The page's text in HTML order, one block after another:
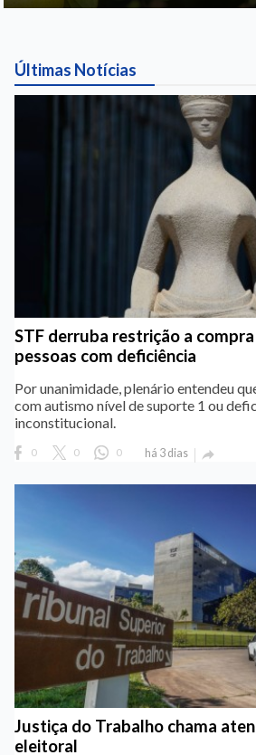
Últimas Notícias
STF derruba restrição a
pessoas com deficiência
Por unanimidade, plenário entendeu
com autismo nível de suporte 1 ou
inconstitucional.
0 0 0 há 3 dias 
Justiça do Trabalho chama
eleitoral